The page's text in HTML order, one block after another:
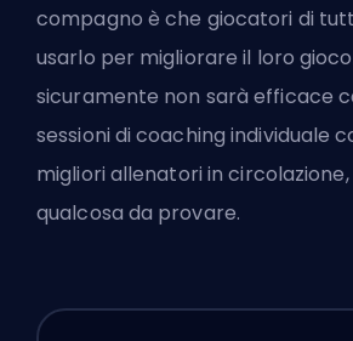
compagno è che giocatori di
usarlo per migliorare il loro
sicuramente non sarà efficace
sessioni di coaching individuale
migliori allenatori in circolazione
qualcosa da provare.